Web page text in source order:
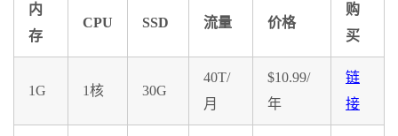
内
存
CPU SSD 流量 价格
购
买
1G 1核 30G
40T/
月
$10.99/
年
链
接